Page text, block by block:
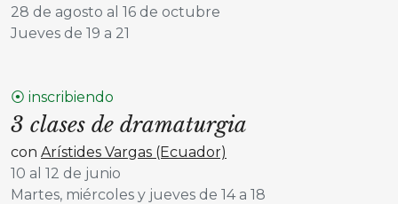
28 de agosto al 16 de octubre
Jueves de 19 a 21
⦿ inscribiendo
3 clases de dramaturgia
con Arístides Vargas (Ecuador)
10 al 12 de junio
Martes, miércoles y jueves de 14 a 18